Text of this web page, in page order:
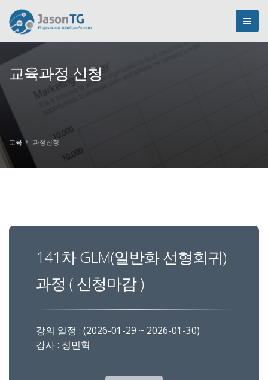
교육과정 신청
교육 과정신청
141차 GLM(일반화 선형회귀)
과정 ( 신청마감 )
강의 일정 : (2026-01-29 ~ 2026-01-30)
강사 : 정민혁